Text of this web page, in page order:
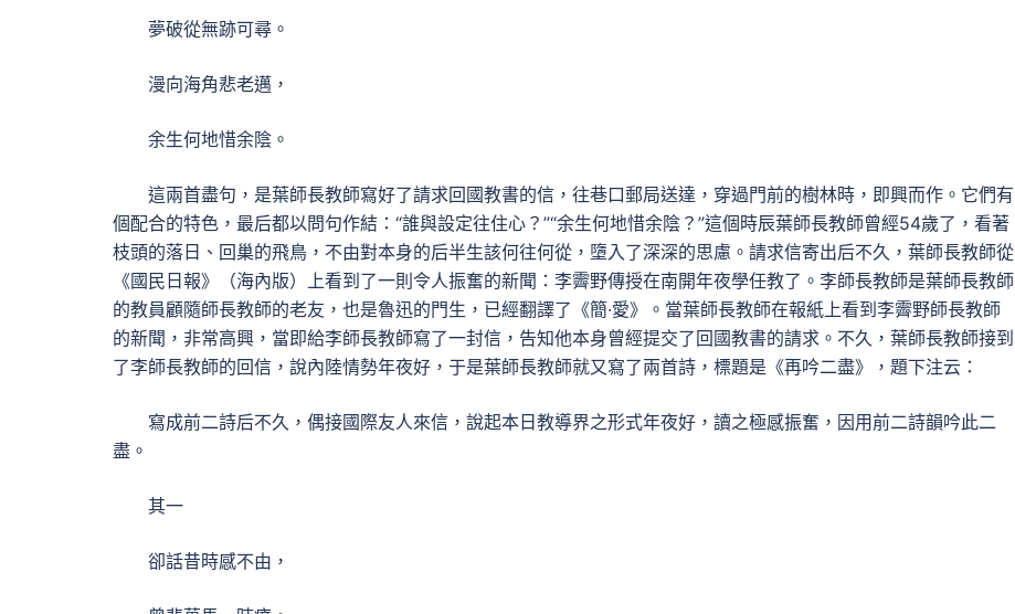
夢破從無跡可尋。
漫向海角悲老邁，
余生何地惜余陰。
這兩首盡句，是葉師長教師寫好了請求回國教書的信，往巷口郵局送達，穿過門前的樹林時，即興而作。它們有
個配合的特色，最后都以問句作結：“誰與設定往住心？”“余生何地惜余陰？”這個時辰葉師長教師曾經54歲了，看著
枝頭的落日、回巢的飛鳥，不由對本身的后半生該何往何從，墮入了深深的思慮。請求信寄出后不久，葉師長教師從
《國民日報》（海內版）上看到了一則令人振奮的新聞：李霽野傳授在南開年夜學任教了。李師長教師是葉師長教師
的教員顧隨師長教師的老友，也是魯迅的門生，已經翻譯了《簡·愛》。當葉師長教師在報紙上看到李霽野師長教師
的新聞，非常高興，當即給李師長教師寫了一封信，告知他本身曾經提交了回國教書的請求。不久，葉師長教師接到
了李師長教師的回信，說內陸情勢年夜好，于是葉師長教師就又寫了兩首詩，標題是《再吟二盡》，題下注云：
寫成前二詩后不久，偶接國際友人來信，說起本日教導界之形式年夜好，讀之極感振奮，因用前二詩韻吟此二
盡。
其一
卻話昔時感不由，